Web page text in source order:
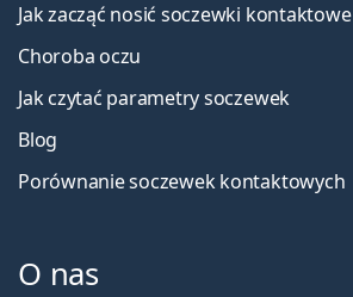
Jak zacząć nosić soczewki kontaktowe
Choroba oczu
Jak czytać parametry soczewek
Blog
Porównanie soczewek kontaktowych
O nas